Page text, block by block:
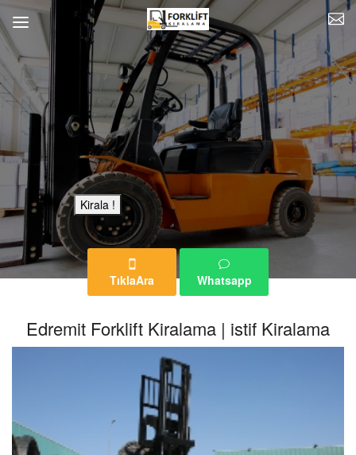
TıklaAra Whatsapp
Bu Reklam Sayfası Kiralıktır.
Kirala !
Edremit Forklift Kiralama | istif Kiralama